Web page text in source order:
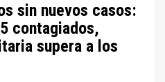
sin nuevos casos:
contagiados,
supera a los